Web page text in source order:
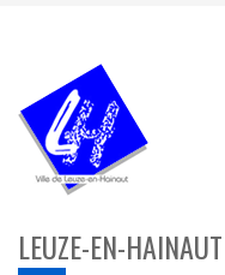
LEUZE-EN-HAINAUT